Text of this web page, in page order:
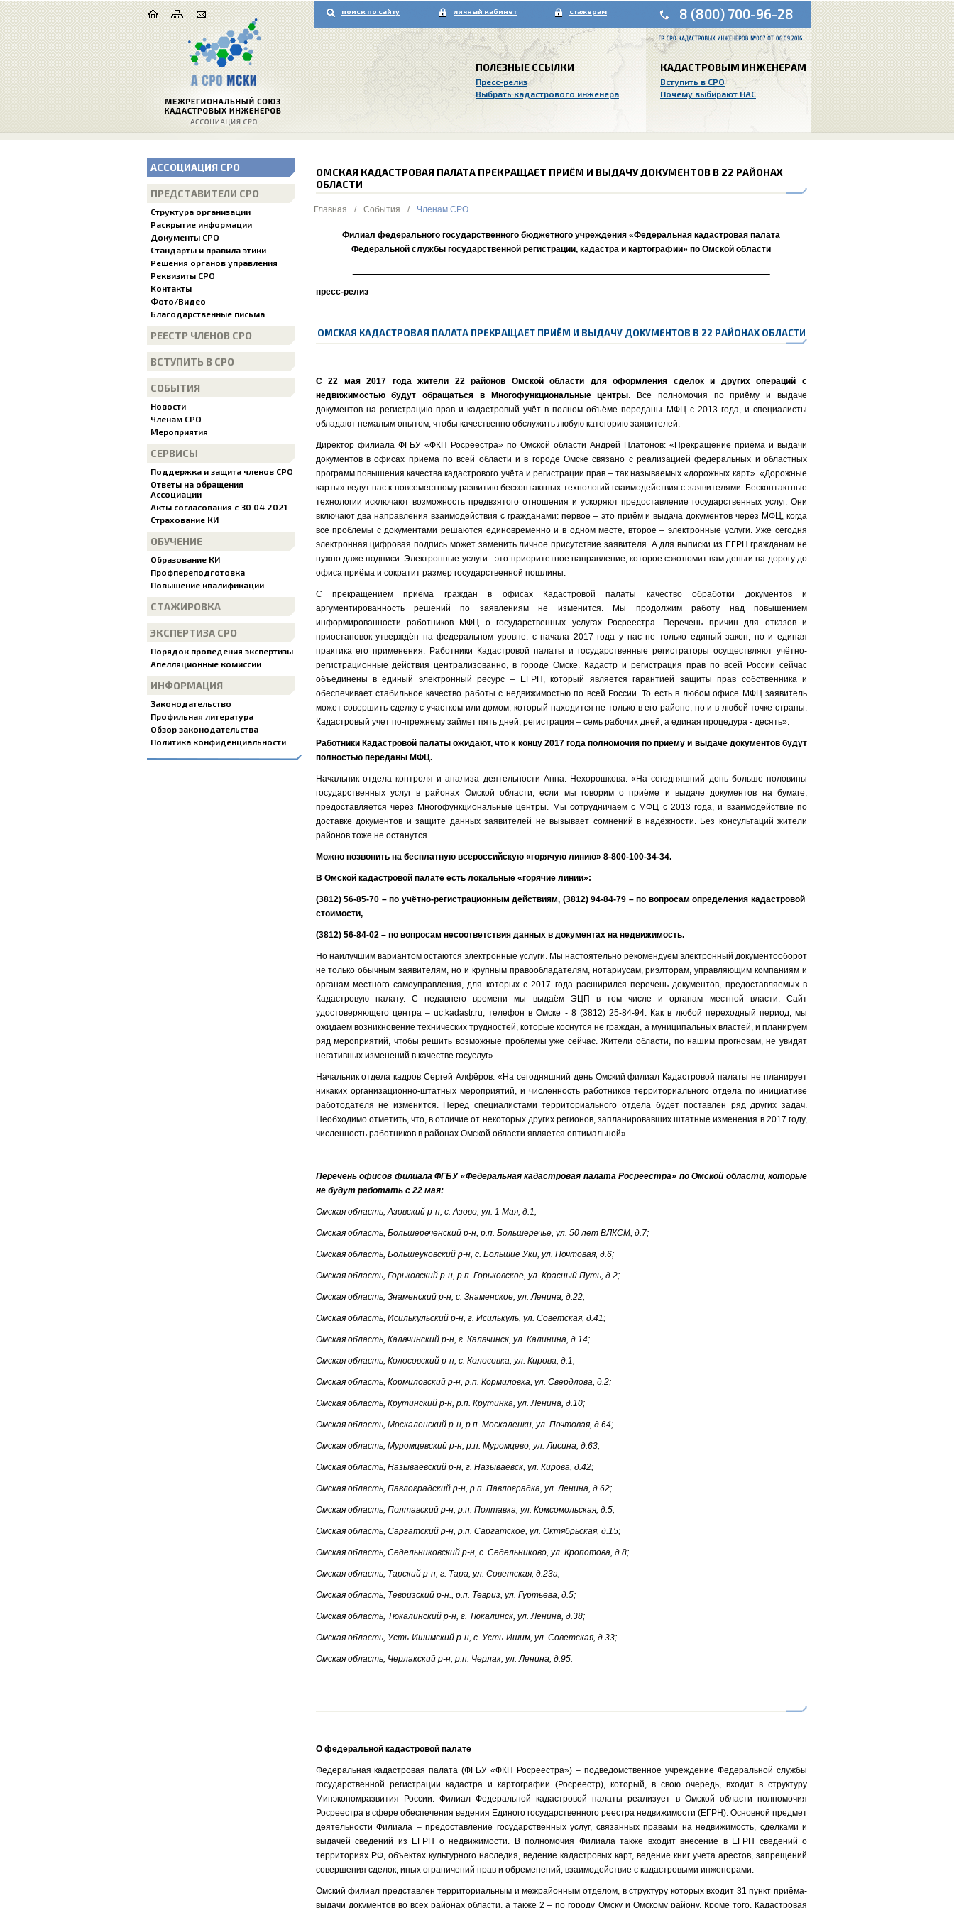
поиск по сайту личный кабинет стажерам 8 (800) 700-96-28
ПОЛЕЗНЫЕ ССЫЛКИ
Пресс-релиз
Выбрать кадастрового инженера
КАДАСТРОВЫМ ИНЖЕНЕРАМ
Вступить в СРО
Почему выбирают НАС
АССОЦИАЦИЯ СРО
ПРЕДСТАВИТЕЛИ СРО
Структура организации
Раскрытие информации
Документы СРО
Стандарты и правила этики
Решения органов управления
Реквизиты СРО
Контакты
Фото/Видео
Благодарственные письма
РЕЕСТР ЧЛЕНОВ СРО
ВСТУПИТЬ В СРО
СОБЫТИЯ
Новости
Членам СРО
Мероприятия
СЕРВИСЫ
Поддержка и защита членов СРО
Ответы на обращения
Ассоциации
Акты согласования с 30.04.2021
Страхование КИ
ОБУЧЕНИЕ
Образование КИ
Профпереподготовка
Повышение квалификации
СТАЖИРОВКА
ЭКСПЕРТИЗА СРО
Порядок проведения экспертизы
Апелляционные комиссии
ИНФОРМАЦИЯ
Законодательство
Профильная литература
Обзор законодательства
Политика конфиденциальности
ОМСКАЯ КАДАСТРОВАЯ ПАЛАТА ПРЕКРАЩАЕТ ПРИЁМ И ВЫДАЧУ ДОКУМЕНТОВ В 22 РАЙОНАХ
ОБЛАСТИ
Главная / События / Членам СРО
Филиал федерального государственного бюджетного учреждения «Федеральная кадастровая палата
Федеральной службы государственной регистрации, кадастра и картографии» по Омской области
пресс-релиз
ОМСКАЯ КАДАСТРОВАЯ ПАЛАТА ПРЕКРАЩАЕТ ПРИЁМ И ВЫДАЧУ ДОКУМЕНТОВ В 22 РАЙОНАХ ОБЛАСТИ
С 22 мая 2017 года жители 22 районов Омской области для оформления сделок и других операций с
недвижимостью будут обращаться в Многофункциональные центры. Все полномочия по приёму и выдаче
документов на регистрацию прав и кадастровый учёт в полном объёме переданы МФЦ с 2013 года, и специалисты
обладают немалым опытом, чтобы качественно обслужить любую категорию заявителей.
Директор филиала ФГБУ «ФКП Росреестра» по Омской области Андрей Платонов: «Прекращение приёма и выдачи
документов в офисах приёма по всей области и в городе Омске связано с реализацией федеральных и областных
программ повышения качества кадастрового учёта и регистрации прав – так называемых «дорожных карт». «Дорожные
карты» ведут нас к повсеместному развитию бесконтактных технологий взаимодействия с заявителями. Бесконтактные
технологии исключают возможность предвзятого отношения и ускоряют предоставление государственных услуг. Они
включают два направления взаимодействия с гражданами: первое – это приём и выдача документов через МФЦ, когда
все проблемы с документами решаются единовременно и в одном месте, второе – электронные услуги. Уже сегодня
электронная цифровая подпись может заменить личное присутствие заявителя. А для выписки из ЕГРН гражданам не
нужно даже подписи. Электронные услуги - это приоритетное направление, которое сэкономит вам деньги на дорогу до
офиса приёма и сократит размер государственной пошлины.
С прекращением приёма граждан в офисах Кадастровой палаты качество обработки документов и
аргументированность решений по заявлениям не изменится. Мы продолжим работу над повышением
информированности работников МФЦ о государственных услугах Росреестра. Перечень причин для отказов и
приостановок утверждён на федеральном уровне: с начала 2017 года у нас не только единый закон, но и единая
практика его применения. Работники Кадастровой палаты и государственные регистраторы осуществляют учётно-
регистрационные действия централизованно, в городе Омске. Кадастр и регистрация прав по всей России сейчас
объединены в единый электронный ресурс – ЕГРН, который является гарантией защиты прав собственника и
обеспечивает стабильное качество работы с недвижимостью по всей России. То есть в любом офисе МФЦ заявитель
может совершить сделку с участком или домом, который находится не только в его районе, но и в любой точке страны.
Кадастровый учет по-прежнему займет пять дней, регистрация – семь рабочих дней, а единая процедура - десять».
Работники Кадастровой палаты ожидают, что к концу 2017 года полномочия по приёму и выдаче документов будут
полностью переданы МФЦ.
Начальник отдела контроля и анализа деятельности Анна. Нехорошкова: «На сегодняшний день больше половины
государственных услуг в районах Омской области, если мы говорим о приёме и выдаче документов на бумаге,
предоставляется через Многофункциональные центры. Мы сотрудничаем с МФЦ с 2013 года, и взаимодействие по
доставке документов и защите данных заявителей не вызывает сомнений в надёжности. Без консультаций жители
районов тоже не останутся.
Можно позвонить на бесплатную всероссийскую «горячую линию» 8-800-100-34-34.
В Омской кадастровой палате есть локальные «горячие линии»:
(3812) 56-85-70 – по учётно-регистрационным действиям, (3812) 94-84-79 – по вопросам определения кадастровой
стоимости,
(3812) 56-84-02 – по вопросам несоответствия данных в документах на недвижимость.
Но наилучшим вариантом остаются электронные услуги. Мы настоятельно рекомендуем электронный документооборот
не только обычным заявителям, но и крупным правообладателям, нотариусам, риэлторам, управляющим компаниям и
органам местного самоуправления, для которых с 2017 года расширился перечень документов, предоставляемых в
Кадастровую палату. С недавнего времени мы выдаём ЭЦП в том числе и органам местной власти. Сайт
удостоверяющего центра – uc.kadastr.ru, телефон в Омске - 8 (3812) 25-84-94. Как в любой переходный период, мы
ожидаем возникновение технических трудностей, которые коснутся не граждан, а муниципальных властей, и планируем
ряд мероприятий, чтобы решить возможные проблемы уже сейчас. Жители области, по нашим прогнозам, не увидят
негативных изменений в качестве госуслуг».
Начальник отдела кадров Сергей Алфёров: «На сегодняшний день Омский филиал Кадастровой палаты не планирует
никаких организационно-штатных мероприятий, и численность работников территориального отдела по инициативе
работодателя не изменится. Перед специалистами территориального отдела будет поставлен ряд других задач.
Необходимо отметить, что, в отличие от некоторых других регионов, запланировавших штатные изменения в 2017 году,
численность работников в районах Омской области является оптимальной».
Перечень офисов филиала ФГБУ «Федеральная кадастровая палата Росреестра» по Омской области, которые
не будут работать с 22 мая:
Омская область, Азовский р-н, с. Азово, ул. 1 Мая, д.1;
Омская область, Большереченский р-н, р.п. Большеречье, ул. 50 лет ВЛКСМ, д.7;
Омская область, Большеуковский р-н, с. Большие Уки, ул. Почтовая, д.6;
Омская область, Горьковский р-н, р.п. Горьковское, ул. Красный Путь, д.2;
Омская область, Знаменский р-н, с. Знаменское, ул. Ленина, д.22;
Омская область, Исилькульский р-н, г. Исилькуль, ул. Советская, д.41;
Омская область, Калачинский р-н, г..Калачинск, ул. Калинина, д.14;
Омская область, Колосовский р-н, с. Колосовка, ул. Кирова, д.1;
Омская область, Кормиловский р-н, р.п. Кормиловка, ул. Свердлова, д.2;
Омская область, Крутинский р-н, р.п. Крутинка, ул. Ленина, д.10;
Омская область, Москаленский р-н, р.п. Москаленки, ул. Почтовая, д.64;
Омская область, Муромцевский р-н, р.п. Муромцево, ул. Лисина, д.63;
Омская область, Называевский р-н, г. Называевск, ул. Кирова, д.42;
Омская область, Павлоградский р-н, р.п. Павлоградка, ул. Ленина, д.62;
Омская область, Полтавский р-н, р.п. Полтавка, ул. Комсомольская, д.5;
Омская область, Саргатский р-н, р.п. Саргатское, ул. Октябрьская, д.15;
Омская область, Седельниковский р-н, с. Седельниково, ул. Кропотова, д.8;
Омская область, Тарский р-н, г. Тара, ул. Советская, д.23а;
Омская область, Тевризский р-н., р.п. Тевриз, ул. Гуртьева, д.5;
Омская область, Тюкалинский р-н, г. Тюкалинск, ул. Ленина, д.38;
Омская область, Усть-Ишимский р-н, с. Усть-Ишим, ул. Советская, д.33;
Омская область, Черлакский р-н, р.п. Черлак, ул. Ленина, д.95.
О федеральной кадастровой палате
Федеральная кадастровая палата (ФГБУ «ФКП Росреестра») – подведомственное учреждение Федеральной службы
государственной регистрации кадастра и картографии (Росреестр), который, в свою очередь, входит в структуру
Минэкономразвития России. Филиал Федеральной кадастровой палаты реализует в Омской области полномочия
Росреестра в сфере обеспечения ведения Единого государственного реестра недвижимости (ЕГРН). Основной предмет
деятельности Филиала – предоставление государственных услуг, связанных правами на недвижимость, сделками и
выдачей сведений из ЕГРН о недвижимости. В полномочия Филиала также входит внесение в ЕГРН сведений о
территориях РФ, объектах культурного наследия, ведение кадастровых карт, ведение книг учета арестов, запрещений
совершения сделок, иных ограничений прав и обременений, взаимодействие с кадастровыми инженерами.
Омский филиал представлен территориальным и межрайонным отделом, в структуру которых входит 31 пункт приёма-
выдачи документов во всех районах области, а также 2 – по городу Омску и Омскому району. Кроме того, Кадастровая